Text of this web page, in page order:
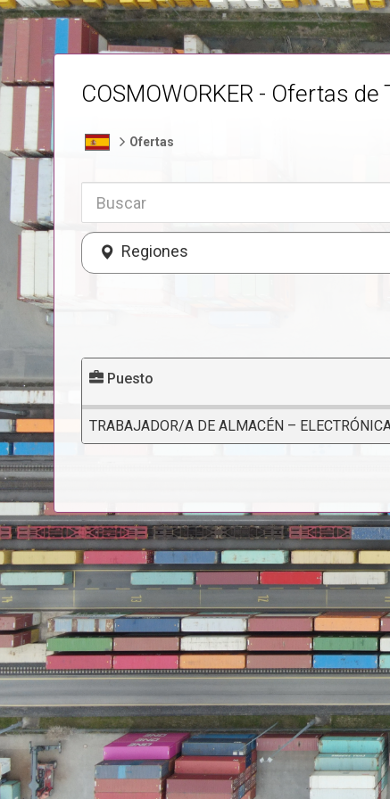
COSMOWORKER - Ofertas de
Ofertas
Regiones
Puesto
TRABAJADOR/A DE ALMACÉN –